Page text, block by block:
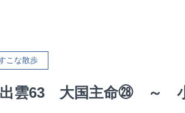
こな散歩
出雲63 大国主命㉘ ～